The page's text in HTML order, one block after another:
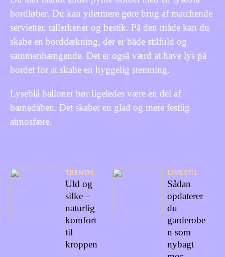
bordløber. Du kan ydermere gøre brug af matchende
servietter, tallerkener og bestik. På den måde kan du
skabe en borddækning, der er både stilfuld og
sammenhængende. Det er også værd at have lys på
bordet for at skabe en hyggelig stemning.
Lyseblå balloner bør ligeledes være en del af
barnedåben. Det skaber en glad og mere festlig
atmosfære.
TRENDS
Uld og
silke –
naturlig
komfort
til
kroppen
LIVSSTIL
Sådan
opdaterer
du
garderobe
n som
nybagt